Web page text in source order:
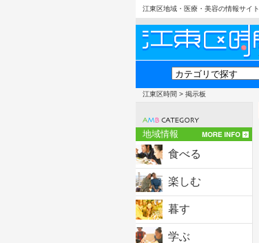
江東区地域・医療・美容の情報サイト
江東区時間 > 掲示板
地域情報
食べる
楽しむ
暮す
学ぶ